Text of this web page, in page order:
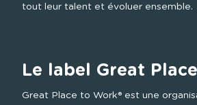
tout leur talent et évoluer ensemble.
Le label Great
Great Place to Work® est une